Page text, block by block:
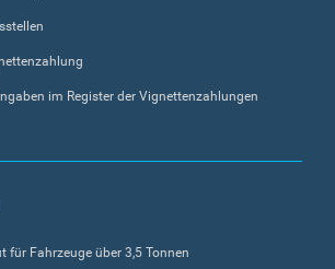
im Register der Vignettenzahlungen
für Fahrzeuge über 3,5 Tonnen